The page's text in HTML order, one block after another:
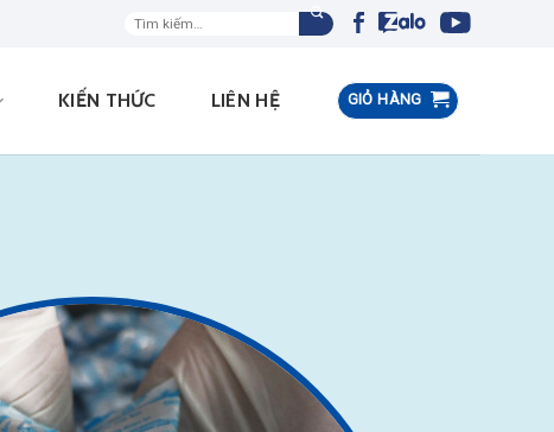
Tìm
KIẾN THỨC LIÊN HỆ GIỎ HÀNG